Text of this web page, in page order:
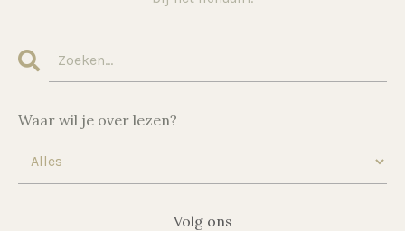
Waar wil je over lezen?
Volg ons